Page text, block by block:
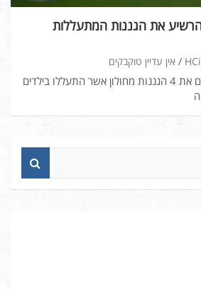
את הגננות המתעללות
אין עדיין טוקבקים
בית המשפט הרשיע היום את 4 הגננות מחולון אשר התעללו בילדים